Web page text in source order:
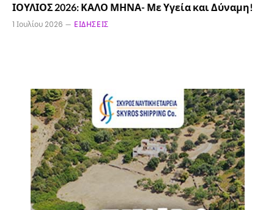
ΙΟΥΛΙΟΣ 2026: ΚΑΛΟ ΜΗΝΑ- Με Υγεία και Δύναμη!
1 Ιουλίου 2026 ΕΙΔΉΣΕΙΣ